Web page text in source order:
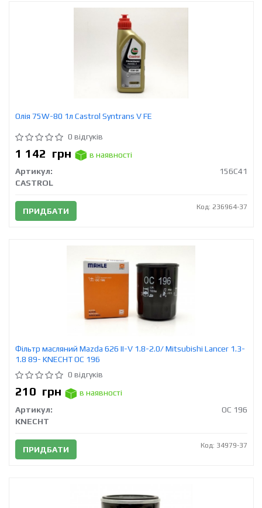
Олія 75W-80 1л Castrol Syntrans V FE
0 відгуків
1 142 грн
в наявності
Артикул:
156C41
CASTROL
ПРИДБАТИ Код: 236964-37
Фільтр масляний Mazda 626 II-V 1.8-2.0/ Mitsubishi Lancer 1.3-
1.8 89- KNECHT OC 196
0 відгуків
210 грн
в наявності
Артикул:
OC 196
KNECHT
ПРИДБАТИ Код: 34979-37